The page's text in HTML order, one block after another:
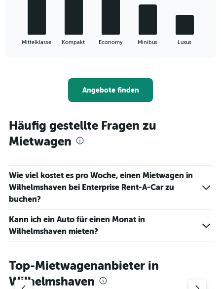
has
1
Y
values.
Range:
0
to
Mittelklasse Kompakt Economy Minibus Luxus
End
Angebote finden
Häufig gestellte Fragen zu
Mietwagen
Wie viel kostet es pro Woche, einen Mietwagen in
Wilhelmshaven bei Enterprise Rent-A-Car zu
buchen?
Kann ich ein Auto für einen Monat in
Wilhelmshaven mieten?
Top-Mietwagenanbieter in
Wilhelmshaven